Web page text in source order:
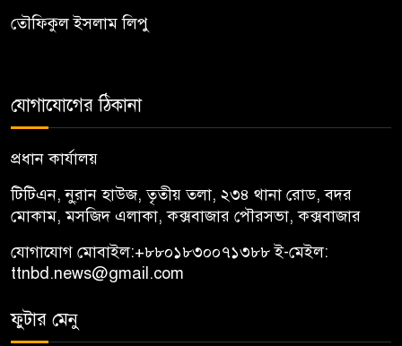
তৌফিকুল ইসলাম লিপু
যোগাযোগের ঠিকানা
প্রধান কার্যালয়
টিটিএন, নু্রান হাউজ, তৃতীয় তলা, ২৩৪ থানা রোড, বদর
মোকাম, মসজিদ এলাকা, কক্সবাজার পৌরসভা, কক্সবাজার
যোগাযোগ মোবাইল:+৮৮০১৮৩০০৭১৩৮৮ই-মেইল:
ttnbd.news@gmail.com
ফুটার মেনু